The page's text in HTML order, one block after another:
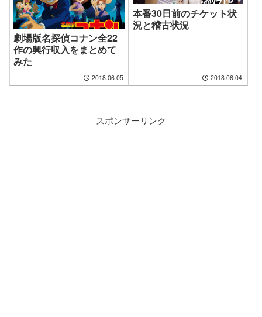
劇場版名探偵コナン全22
作の興行収入をまとめて
みた
2018.06.05
本番30日前のチケット状
況と稽古状況
2018.06.04
スポンサーリンク